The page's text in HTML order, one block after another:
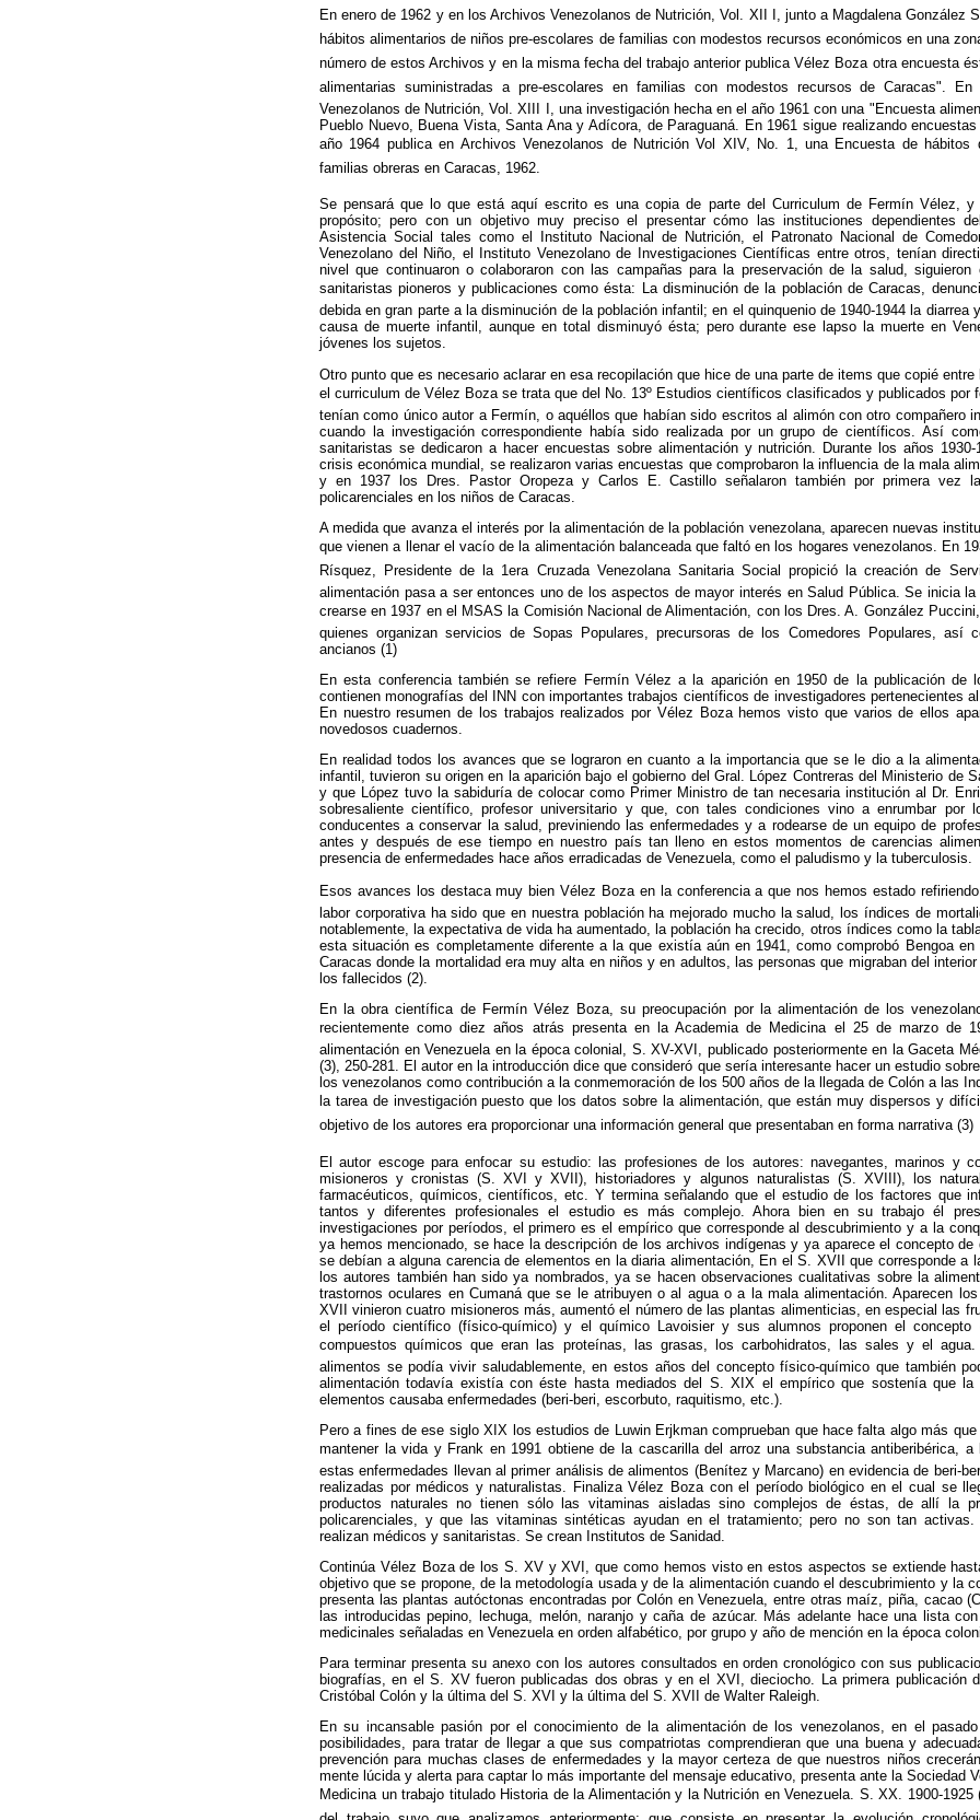
En enero de 1962 y en los Archivos Venezolanos de Nutrición, Vol. XII I, junto a Magdalena González
hábitos alimentarios de niños pre-escolares de familias con modestos recursos económicos en una
número de estos Archivos y en la misma fecha del trabajo anterior publica Vélez Boza otra encuesta
alimentarias suministradas a pre-escolares en familias con modestos recursos de Caracas".
Venezolanos de Nutrición, Vol. XIII I, una investigación hecha en el año 1961 con una "Encuesta
Pueblo Nuevo, Buena Vista, Santa Ana y Adícora, de Paraguaná. En 1961 sigue realizando
año 1964 publica en Archivos Venezolanos de Nutrición Vol XIV, No. 1, una Encuesta de hábitos
familias obreras en Caracas, 1962.
Se pensará que lo que está aquí escrito es una copia de parte del Curriculum de Fermín Vélez,
propósito; pero con un objetivo muy preciso el presentar cómo las instituciones dependientes
Asistencia Social tales como el Instituto Nacional de Nutrición, el Patronato Nacional de
Venezolano del Niño, el Instituto Venezolano de Investigaciones Científicas entre otros, tenían
nivel que continuaron o colaboraron con las campañas para la preservación de la salud, siguieron
sanitaristas pioneros y publicaciones como ésta: La disminución de la población de Caracas,
debida en gran parte a la disminución de la población infantil; en el quinquenio de 1940-1944 la diarrea
causa de muerte infantil, aunque en total disminuyó ésta; pero durante ese lapso la muerte en
jóvenes los sujetos.
Otro punto que es necesario aclarar en esa recopilación que hice de una parte de items que copié
el curriculum de Vélez Boza se trata que del No. 13º Estudios científicos clasificados y publicados por
tenían como único autor a Fermín, o aquéllos que habían sido escritos al alimón con otro compañero
cuando la investigación correspondiente había sido realizada por un grupo de científicos. Así
sanitaristas se dedicaron a hacer encuestas sobre alimentación y nutrición. Durante los años
crisis económica mundial, se realizaron varias encuestas que comprobaron la influencia de la mala
y en 1937 los Dres. Pastor Oropeza y Carlos E. Castillo señalaron también por primera vez
policarenciales en los niños de Caracas.
A medida que avanza el interés por la alimentación de la población venezolana, aparecen nuevas
que vienen a llenar el vacío de la alimentación balanceada que faltó en los hogares venezolanos. En
Rísquez, Presidente de la 1era Cruzada Venezolana Sanitaria Social propició la creación de
alimentación pasa a ser entonces uno de los aspectos de mayor interés en Salud Pública. Se inicia
crearse en 1937 en el MSAS la Comisión Nacional de Alimentación, con los Dres. A. González
quienes organizan servicios de Sopas Populares, precursoras de los Comedores Populares, así
ancianos (1)
En esta conferencia también se refiere Fermín Vélez a la aparición en 1950 de la publicación de
contienen monografías del INN con importantes trabajos científicos de investigadores pertenecientes
En nuestro resumen de los trabajos realizados por Vélez Boza hemos visto que varios de ellos
novedosos cuadernos.
En realidad todos los avances que se lograron en cuanto a la importancia que se le dio a la
infantil, tuvieron su origen en la aparición bajo el gobierno del Gral. López Contreras del Ministerio de
y que López tuvo la sabiduría de colocar como Primer Ministro de tan necesaria institución al Dr.
sobresaliente científico, profesor universitario y que, con tales condiciones vino a enrumbar por
conducentes a conservar la salud, previniendo las enfermedades y a rodearse de un equipo de
antes y después de ese tiempo en nuestro país tan lleno en estos momentos de carencias
presencia de enfermedades hace años erradicadas de Venezuela, como el paludismo y la tuberculosis.
Esos avances los destaca muy bien Vélez Boza en la conferencia a que nos hemos estado
labor corporativa ha sido que en nuestra población ha mejorado mucho la salud, los índices de
notablemente, la expectativa de vida ha aumentado, la población ha crecido, otros índices como la
esta situación es completamente diferente a la que existía aún en 1941, como comprobó Bengoa
Caracas donde la mortalidad era muy alta en niños y en adultos, las personas que migraban del
los fallecidos (2).
En la obra científica de Fermín Vélez Boza, su preocupación por la alimentación de los
recientemente como diez años atrás presenta en la Academia de Medicina el 25 de marzo de
alimentación en Venezuela en la época colonial, S. XV-XVI, publicado posteriormente en la Gaceta
(3), 250-281. El autor en la introducción dice que consideró que sería interesante hacer un estudio
los venezolanos como contribución a la conmemoración de los 500 años de la llegada de Colón a las
la tarea de investigación puesto que los datos sobre la alimentación, que están muy dispersos y
objetivo de los autores era proporcionar una información general que presentaban en forma narrativa (3)
El autor escoge para enfocar su estudio: las profesiones de los autores: navegantes, marinos y
misioneros y cronistas (S. XVI y XVII), historiadores y algunos naturalistas (S. XVIII), los
farmacéuticos, químicos, científicos, etc. Y termina señalando que el estudio de los factores que
tantos y diferentes profesionales el estudio es más complejo. Ahora bien en su trabajo él
investigaciones por períodos, el primero es el empírico que corresponde al descubrimiento y a la
ya hemos mencionado, se hace la descripción de los archivos indígenas y ya aparece el concepto de
se debían a alguna carencia de elementos en la diaria alimentación, En el S. XVII que corresponde a
los autores también han sido ya nombrados, ya se hacen observaciones cualitativas sobre la
trastornos oculares en Cumaná que se le atribuyen o al agua o a la mala alimentación. Aparecen
XVII vinieron cuatro misioneros más, aumentó el número de las plantas alimenticias, en especial las
el período científico (físico-químico) y el químico Lavoisier y sus alumnos proponen el
compuestos químicos que eran las proteínas, las grasas, los carbohidratos, las sales y el
alimentos se podía vivir saludablemente, en estos años del concepto físico-químico que también
alimentación todavía existía con éste hasta mediados del S. XIX el empírico que sostenía que
elementos causaba enfermedades (beri-beri, escorbuto, raquitismo, etc.).
Pero a fines de ese siglo XIX los estudios de Luwin Erjkman comprueban que hace falta algo más
mantener la vida y Frank en 1991 obtiene de la cascarilla del arroz una substancia antiberibérica, a la
estas enfermedades llevan al primer análisis de alimentos (Benítez y Marcano) en evidencia de beri-
realizadas por médicos y naturalistas. Finaliza Vélez Boza con el período biológico en el cual se
productos naturales no tienen sólo las vitaminas aisladas sino complejos de éstas, de allí la
policarenciales, y que las vitaminas sintéticas ayudan en el tratamiento; pero no son tan
realizan médicos y sanitaristas. Se crean Institutos de Sanidad.
Continúa Vélez Boza de los S. XV y XVI, que como hemos visto en estos aspectos se extiende
objetivo que se propone, de la metodología usada y de la alimentación cuando el descubrimiento y la
presenta las plantas autóctonas encontradas por Colón en Venezuela, entre otras maíz, piña, cacao
las introducidas pepino, lechuga, melón, naranjo y caña de azúcar. Más adelante hace una lista
medicinales señaladas en Venezuela en orden alfabético, por grupo y año de mención en la época
Para terminar presenta su anexo con los autores consultados en orden cronológico con sus
biografías, en el S. XV fueron publicadas dos obras y en el XVI, dieciocho. La primera publicación
Cristóbal Colón y la última del S. XVI y la última del S. XVII de Walter Raleigh.
En su incansable pasión por el conocimiento de la alimentación de los venezolanos, en el
posibilidades, para tratar de llegar a que sus compatriotas comprendieran que una buena y
prevención para muchas clases de enfermedades y la mayor certeza de que nuestros niños
mente lúcida y alerta para captar lo más importante del mensaje educativo, presenta ante la Sociedad
Medicina un trabajo titulado Historia de la Alimentación y la Nutrición en Venezuela. S. XX. 1900-